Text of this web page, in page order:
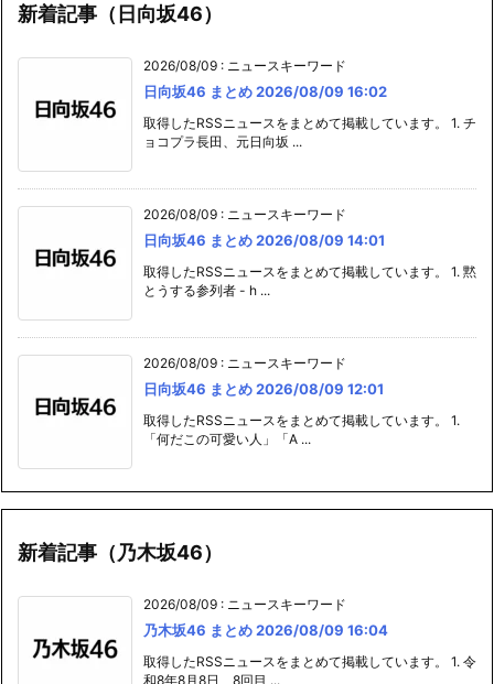
新着記事（日向坂46）
2026/08/09 : ニュースキーワード
日向坂46 まとめ 2026/08/09 16:02
取得したRSSニュースをまとめて掲載しています。 1. チ
ョコプラ長田、元日向坂 ...
2026/08/09 : ニュースキーワード
日向坂46 まとめ 2026/08/09 14:01
取得したRSSニュースをまとめて掲載しています。 1. 黙
とうする参列者 - h ...
2026/08/09 : ニュースキーワード
日向坂46 まとめ 2026/08/09 12:01
取得したRSSニュースをまとめて掲載しています。 1.
「何だこの可愛い人」「A ...
新着記事（乃木坂46）
2026/08/09 : ニュースキーワード
乃木坂46 まとめ 2026/08/09 16:04
取得したRSSニュースをまとめて掲載しています。 1. 令
和8年8月8日、8回目 ...